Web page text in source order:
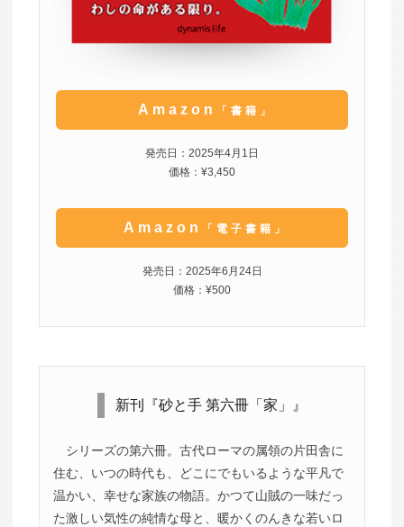
Amazon 「書籍」
発売日：2025年4月1日
価格：¥3,450
Amazon 「電子書籍」
発売日：2025年6月24日
価格：¥500
新刊『砂と手 第六冊「家」』
シリーズの第六冊。古代ローマの属領の片田舎に
住む、いつの時代も、どこにでもいるような平凡で
温かい、幸せな家族の物語。かつて山賊の一味だっ
た激しい気性の純情な母と、暖かくのんきな若いロ